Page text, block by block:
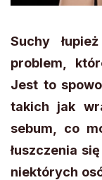
Suchy
problem,
Jest to
takich jak
sebum, co
łuszczenia
niektórych